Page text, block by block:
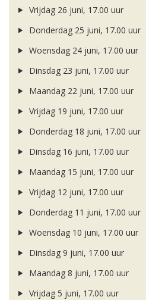
Vrijdag 26 juni, 17.00 uur
Donderdag 25 juni, 17.00 uur
Woensdag 24 juni, 17.00 uur
Dinsdag 23 juni, 17.00 uur
Maandag 22 juni, 17.00 uur
Vrijdag 19 juni, 17.00 uur
Donderdag 18 juni, 17.00 uur
Dinsdag 16 juni, 17.00 uur
Maandag 15 juni, 17.00 uur
Vrijdag 12 juni, 17.00 uur
Donderdag 11 juni, 17.00 uur
Woensdag 10 juni, 17.00 uur
Dinsdag 9 juni, 17.00 uur
Maandag 8 juni, 17.00 uur
Vrijdag 5 juni, 17.00 uur